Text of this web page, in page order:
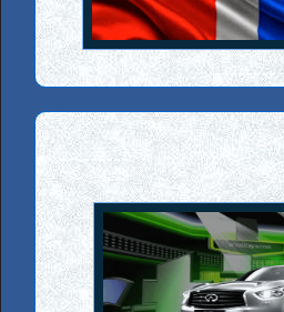
--------
---------